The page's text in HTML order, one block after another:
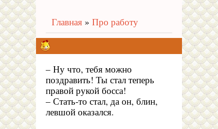
Главная » Про работу
– Ну что, тебя можно
поздравить! Ты стал теперь
правой рукой босса!
– Стать-то стал, да он, блин,
левшой оказался.